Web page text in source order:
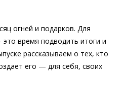
огней и подарков. Для
время подводить итоги и
рассказываем о тех, кто
его — для себя, своих